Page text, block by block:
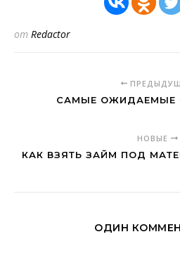
от Redactor
САМЫЕ ОЖИДАЕМЫЕ
НОВЫЕ
КАК ВЗЯТЬ ЗАЙМ ПОД
ОДИН